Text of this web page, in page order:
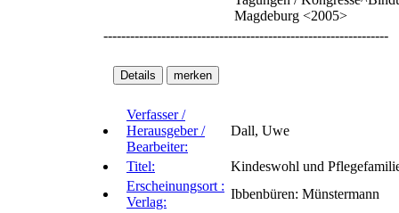
Magdeburg <2005>
----------------------------------------------------------------
Verfasser /
Herausgeber /
Bearbeiter:
Dall, Uwe
Titel:
Kindeswohl und
Erscheinungsort :
Verlag:
Ibbenbüren: Münstermann